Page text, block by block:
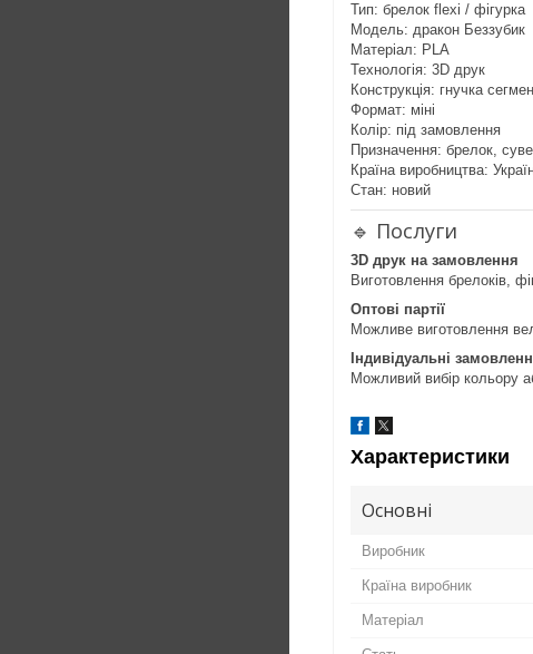
Тип: брелок flexi / фігурка
Модель: дракон Беззубик
Матеріал: PLA
Технологія: 3D друк
Конструкція: гнучка
Формат: міні
Колір: під замовлення
Призначення: брелок,
Країна виробництва:
Стан: новий
🔹 Послуги
3D друк на замовлення
Виготовлення брелоків,
Оптові партії
Можливе виготовлення
Індивідуальні
Можливий вибір кольору
Характеристики
Основні
Виробник
Країна виробник
Матеріал